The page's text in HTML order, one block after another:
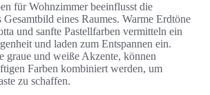
für Wohnzimmer beeinflusst die
Gesamtbild eines Raumes. Warme Erdtöne
und sanfte Pastellfarben vermitteln ein
und laden zum Entspannen ein.
graue und weiße Akzente, können
Farben kombiniert werden, um
zu schaffen.